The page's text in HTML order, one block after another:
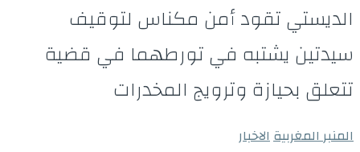
الديستي تقود أمن مكناس لتوقيف
سيدتين يشتبه في تورطهما في قضية
تتعلق بحيازة وترويج المخدرات
المنبر المغربيةالاخبار